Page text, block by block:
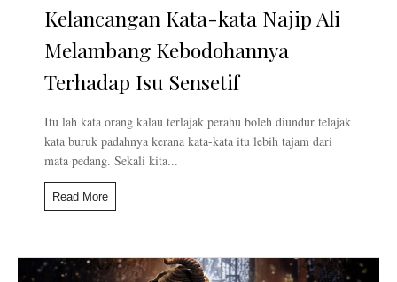
Kelancangan Kata-kata Najip Ali
Melambang Kebodohannya
Terhadap Isu Sensetif
Itu lah kata orang kalau terlajak perahu boleh diundur telajak
kata buruk padahnya kerana kata-kata itu lebih tajam dari
mata pedang. Sekali kita...
Read More